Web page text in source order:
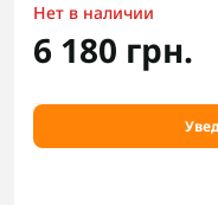
Нет в наличии
6 180 грн.